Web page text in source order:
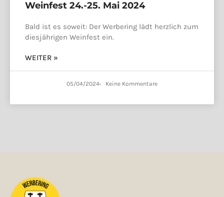
Weinfest 24.-25. Mai 2024
Bald ist es soweit: Der Werbering lädt herzlich zum
diesjährigen Weinfest ein.
WEITER »
05/04/2024 Keine Kommentare